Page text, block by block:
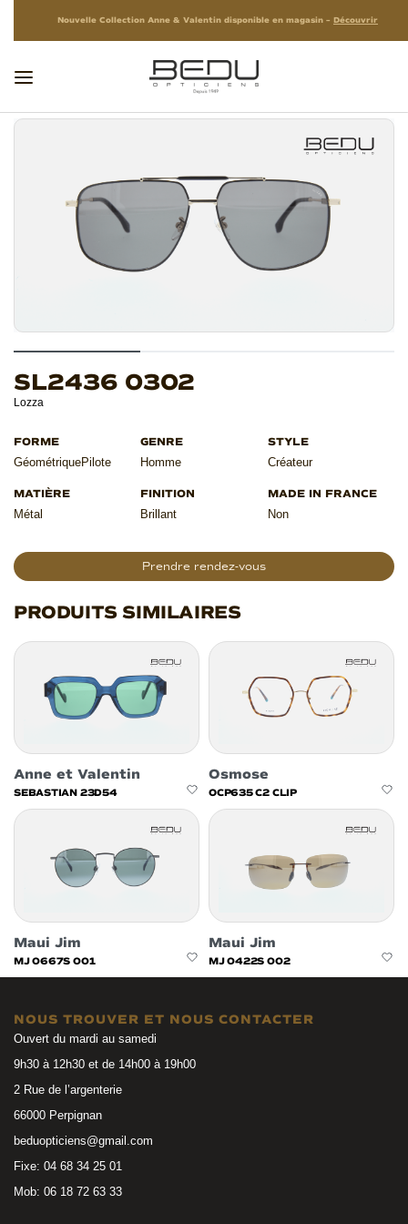
Nouvelle Collection Anne & Valentin disponible en magasin – Découvrir
SL2436 0302
Lozza
GéométriquePilote Homme Créateur
Métal Brillant Non
Prendre rendez-vous
PRODUITS SIMILAIRES
Anne et Valentin
SEBASTIAN 23D54
Osmose
OCP635 C2 CLIP
Maui Jim
MJ 0667S 001
Maui Jim
MJ 0422S 002
NOUS TROUVER ET NOUS CONTACTER
Ouvert du mardi au samedi
9h30 à 12h30 et de 14h00 à 19h00
2 Rue de l’argenterie
66000 Perpignan
beduopticiens@gmail.com
Fixe: 04 68 34 25 01
Mob: 06 18 72 63 33